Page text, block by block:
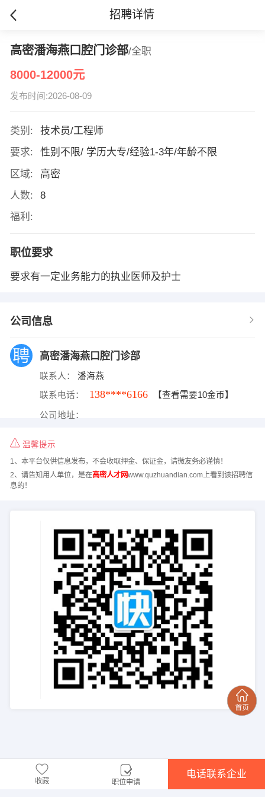
招聘详情
高密潘海燕口腔门诊部/全职
8000-12000元
发布时间:2026-08-09
类别:
技术员/工程师
要求:
性别不限/ 学历大专/经验1-3年/年龄不限
区域:
高密
人数:
8
福利:
职位要求
要求有一定业务能力的执业医师及护士
公司信息
高密潘海燕口腔门诊部
联系人： 潘海燕
联系电话： 138****6166 【查看需要10金币】
公司地址：
温馨提示
1、本平台仅供信息发布，不会收取押金、保证金，请微友务必谨慎！
2、请告知用人单位，是在高密人才网www.quzhuandian.com上看到该招聘信
息的！
收藏 职位申请
电话联系企业